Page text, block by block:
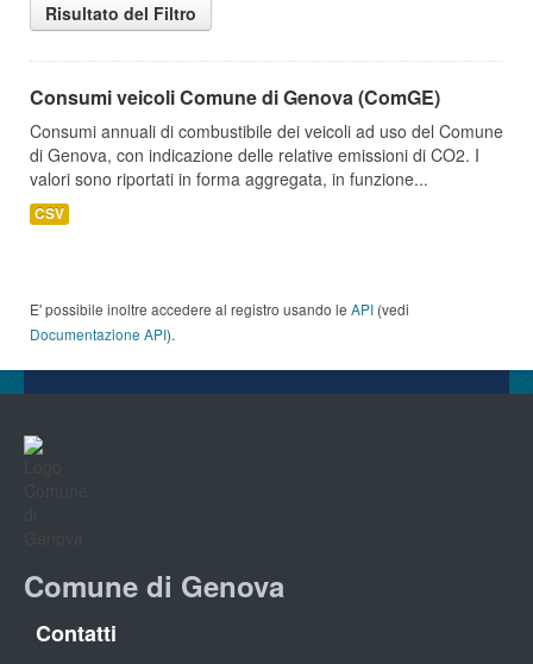
Risultato del Filtro
Consumi veicoli Comune di Genova (ComGE)
Consumi annuali di combustibile dei veicoli ad uso del Comune
di Genova, con indicazione delle relative emissioni di CO2. I
valori sono riportati in forma aggregata, in funzione...
CSV
E' possibile inoltre accedere al registro usando le API (vedi
Documentazione API).
Comune di Genova
Contatti